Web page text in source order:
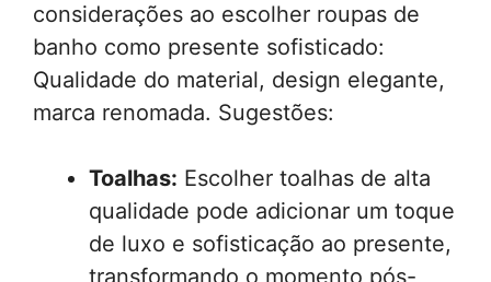
considerações ao escolher roupas de
banho como presente sofisticado:
Qualidade do material, design elegante,
marca renomada. Sugestões:
Toalhas: Escolher toalhas de alta
qualidade pode adicionar um toque
de luxo e sofisticação ao presente,